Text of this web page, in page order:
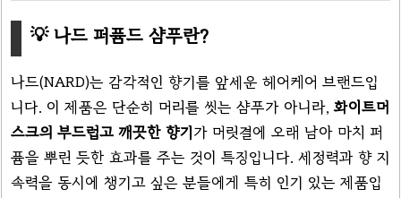
💡 나드 퍼퓸드 샴푸란?
나드(NARD)는 감각적인 향기를 앞세운 헤어케어 브랜드입
니다. 이 제품은 단순히 머리를 씻는 샴푸가 아니라,화이트머
스크의 부드럽고 깨끗한 향기가 머릿결에 오래 남아 마치 퍼
퓸을 뿌린 듯한 효과를 주는 것이 특징입니다. 세정력과 향 지
속력을 동시에 챙기고 싶은 분들에게 특히 인기 있는 제품입